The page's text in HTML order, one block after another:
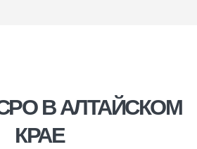
В АЛТАЙСКОМ
КРАЕ